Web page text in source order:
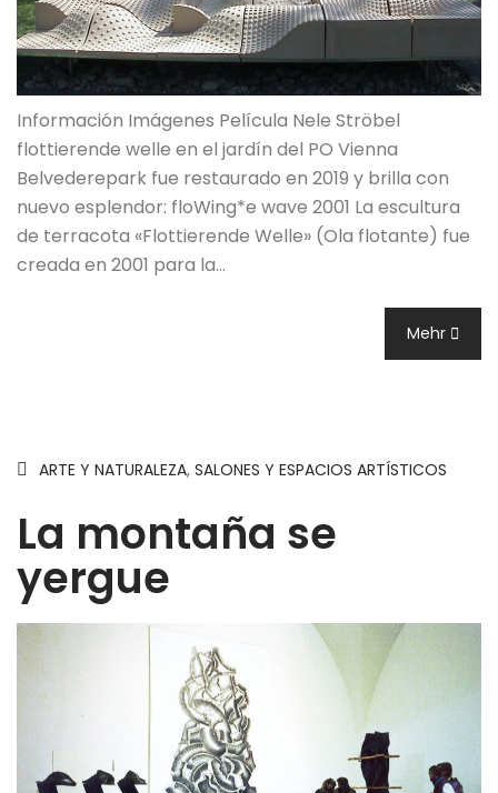
Información Imágenes Película Nele Ströbel
flottierende welle en el jardín del PO Vienna
Belvederepark fue restaurado en 2019 y brilla con
nuevo esplendor: floWing*e wave 2001 La escultura
de terracota «Flottierende Welle» (Ola flotante) fue
creada en 2001 para la…
Mehr
ARTE Y NATURALEZA, SALONES Y ESPACIOS ARTÍSTICOS
La montaña se
yergue